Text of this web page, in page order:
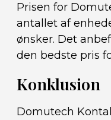
Prisen for
antallet af
ønsker. Det
den bedste pris
Konklusion
Domutech